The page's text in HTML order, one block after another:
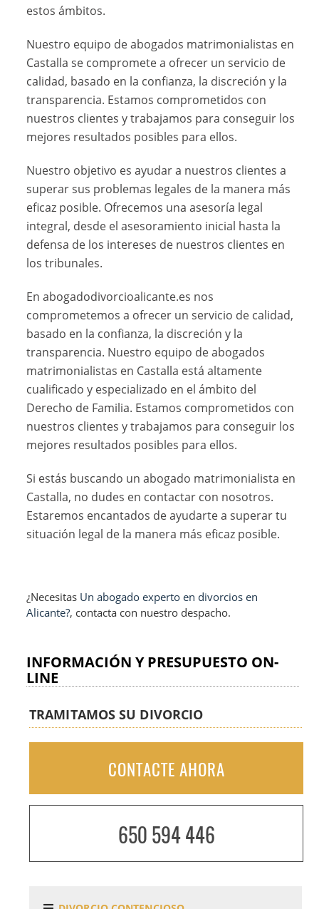
estos ámbitos.
Nuestro equipo de abogados matrimonialistas en
Castalla se compromete a ofrecer un servicio de
calidad, basado en la confianza, la discreción y la
transparencia. Estamos comprometidos con
nuestros clientes y trabajamos para conseguir los
mejores resultados posibles para ellos.
Nuestro objetivo es ayudar a nuestros clientes a
superar sus problemas legales de la manera más
eficaz posible. Ofrecemos una asesoría legal
integral, desde el asesoramiento inicial hasta la
defensa de los intereses de nuestros clientes en
los tribunales.
En abogadodivorcioalicante.es nos
comprometemos a ofrecer un servicio de calidad,
basado en la confianza, la discreción y la
transparencia. Nuestro equipo de abogados
matrimonialistas en Castalla está altamente
cualificado y especializado en el ámbito del
Derecho de Familia. Estamos comprometidos con
nuestros clientes y trabajamos para conseguir los
mejores resultados posibles para ellos.
Si estás buscando un abogado matrimonialista en
Castalla, no dudes en contactar con nosotros.
Estaremos encantados de ayudarte a superar tu
situación legal de la manera más eficaz posible.
¿Necesitas Un abogado experto en divorcios en
Alicante?, contacta con nuestro despacho.
INFORMACIÓN Y PRESUPUESTO ON-
LINE
TRAMITAMOS SU DIVORCIO
CONTACTE AHORA
650 594 446